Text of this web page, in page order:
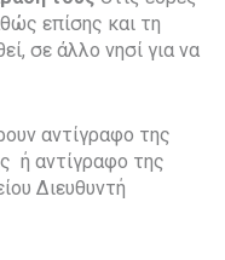
επίσης και τη
σε άλλο νησί για να
αντίγραφο της
ή αντίγραφο της
Διευθυντή